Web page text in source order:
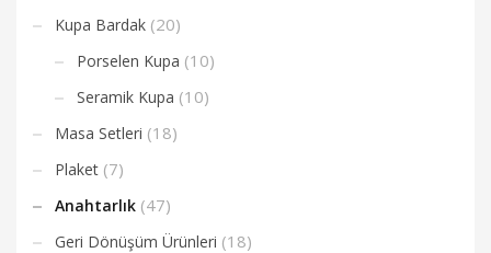
Kupa Bardak (20)
Porselen Kupa (10)
Seramik Kupa (10)
Masa Setleri (18)
Plaket (7)
Anahtarlık (47)
Geri Dönüşüm Ürünleri (18)